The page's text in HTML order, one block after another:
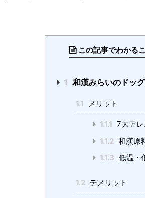
この記事でわかる
1 和漢みらいのドッ
1.1 メリット
1.1.1 7大ア
1.1.2 和漢原
1.1.3 低温・
1.2 デメリット